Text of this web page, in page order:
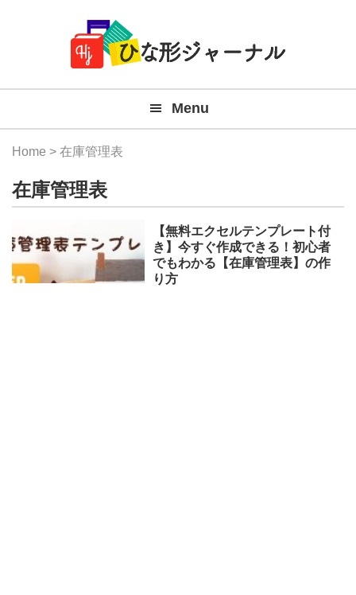
Navigation
料
テ
ー
ト
(Mac
Menu
Home > 在庫管理表
在庫管理表
【無料エクセルテンプレート付
き】今すぐ作成できる！初心者
でもわかる【在庫管理表】の作
り方